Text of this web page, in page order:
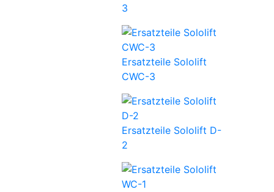
3
Ersatzteile Sololift
CWC-3
Ersatzteile Sololift D-
2